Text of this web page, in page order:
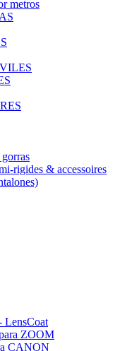
metros
rigides & accessoires
LensCoat
ZOOM
CANON